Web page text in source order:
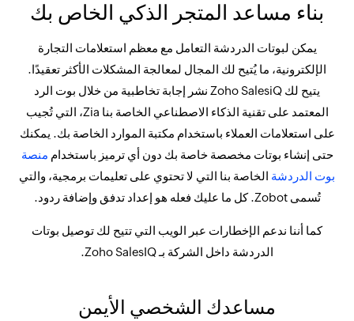
بناء مساعد المتجر الذكي الخاص بك
يمكن لبوتات الدردشة التعامل مع معظم استعلامات التجارة
الإلكترونية، ما يُتيح لك المجال لمعالجة المشكلات الأكثر تعقيدًا.
يتيح لك Zoho SalesiQ نشر إجابة تخاطبية من خلال بوت الرد
المعتمد على تقنية الذكاء الاصطناعي الخاصة بنا Zia، التي تُجيب
على استعلامات العملاء باستخدام مكتبة الموارد الخاصة بك. يمكنك
حتى إنشاء بوتات مخصصة خاصة بك دون أي ترميز باستخدام منصة
بوت الدردشة الخاصة بنا التي لا تحتوي على تعليمات برمجية، والتي
تُسمى Zobot. كل ما عليك فعله هو إعداد تدفق وإضافة ردود.
كما أننا ندعم الإخطارات عبر الويب التي تتيح لك توصيل بوتات
الدردشة داخل الشركة بـ Zoho SalesIQ.
مساعدك الشخصي الأيمن